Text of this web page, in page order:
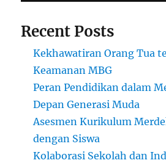
Recent Posts
Kekhawatiran Orang Tua
Keamanan MBG
Peran Pendidikan dalam
Depan Generasi Muda
Asesmen Kurikulum
dengan Siswa
Kolaborasi Sekolah dan